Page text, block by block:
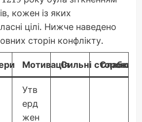
кожен із яких
цілі. Нижче наведено
сторін конфлікту.
МотиваціяСильні сторони
Слабкі
Утв
ерд
жен